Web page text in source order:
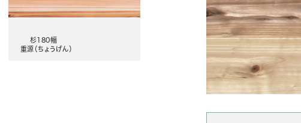
杉180幅
重源（ちょうげん）